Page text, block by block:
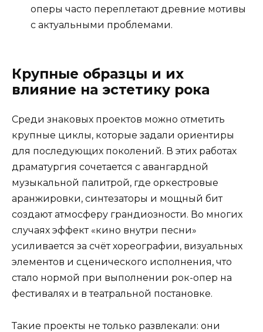
оперы часто переплетают древние мотивы
с актуальными проблемами.
Крупные образцы и их
влияние на эстетику рока
Среди знаковых проектов можно отметить
крупные циклы, которые задали ориентиры
для последующих поколений. В этих работах
драматургия сочетается с авангардной
музыкальной палитрой, где оркестровые
аранжировки, синтезаторы и мощный бит
создают атмосферу грандиозности. Во многих
случаях эффект «кино внутри песни»
усиливается за счёт хореографии, визуальных
элементов и сценического исполнения, что
стало нормой при выполнении рок-опер на
фестивалях и в театральной постановке.
Такие проекты не только развлекали: они